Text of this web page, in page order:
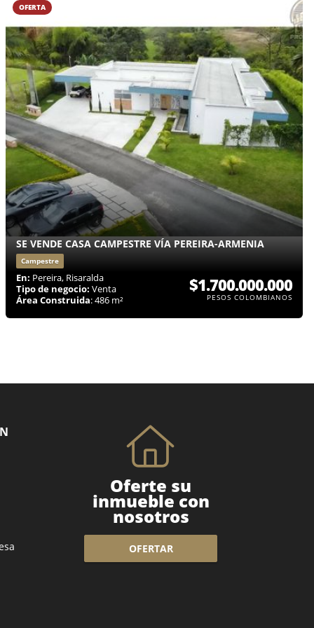
OFERTA
SE VENDE CASA CAMPESTRE VÍA PEREIRA-ARMENIA
Campestre
En: Pereira, Risaralda
Tipo de negocio: Venta
Área Construida: 486 m²
$1.700.000.000
PESOS COLOMBIANOS
Oferte su
inmueble con
nosotros
OFERTAR